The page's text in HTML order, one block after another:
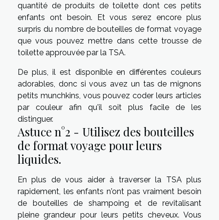
quantité de produits de toilette dont ces petits
enfants ont besoin. Et vous serez encore plus
surpris du nombre de bouteilles de format voyage
que vous pouvez mettre dans cette trousse de
toilette approuvée par la TSA.
De plus, il est disponible en différentes couleurs
adorables, donc si vous avez un tas de mignons
petits munchkins, vous pouvez coder leurs articles
par couleur afin qu'il soit plus facile de les
distinguer.
Astuce n°2 - Utilisez des bouteilles
de format voyage pour leurs
liquides.
En plus de vous aider à traverser la TSA plus
rapidement, les enfants n'ont pas vraiment besoin
de bouteilles de shampoing et de revitalisant
pleine grandeur pour leurs petits cheveux. Vous